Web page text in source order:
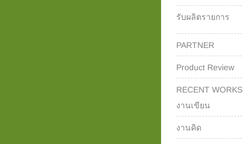
รับผลิตรายการ
PARTNER
Product Review
RECENT WORKS
งานเขียน
งานคิด